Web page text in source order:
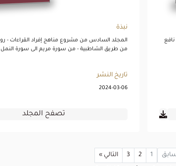
نبذة
المجلد السادس من مشروع مناهج إفراد القراءات -
من طريق الشاطبية - من سورة مريم الى سورة النمل
تاريخ النشر
2024-03-06
تصفح المجلد
1
2
3 التالي »